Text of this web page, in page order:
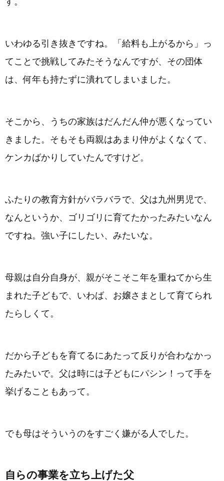
いわゆる引き抜きですね。「給料も上がるから」っ
てことで挑戦してみたそうなんですが、その団体
は、何年も持たずに潰れてしまいました。
そこから、うちの家族はだんだん仲が悪くなってい
きました。そもそも両親はあまり仲がよくなくて、
ケンカばかりしていたんですけど。
ふたりの教育方針がバラバラで、父は九州男児で、
なんというか、ゴリゴリに育てたかったみたいなん
ですね。強い子にしたい、みたいな。
母親は自分自身が、親がそこそこ年を重ねてから生
まれた子どもで、いわば、お嬢さまとして育てられ
たらしくて。
だから子どもを育てるにあたって反りが合わなかっ
たみたいで。父は時には子どもにパシン！って手を
挙げることもあって。
でも母はそういうのをすごく嫌がる人でした。
自らの事業を立ち上げた父